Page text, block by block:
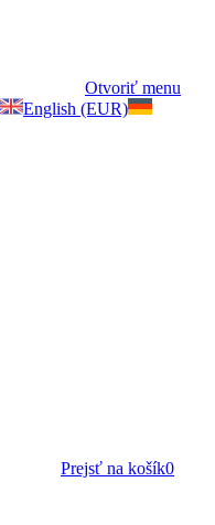
Otvoriť menu
English (EUR)
Prejsť na košík0